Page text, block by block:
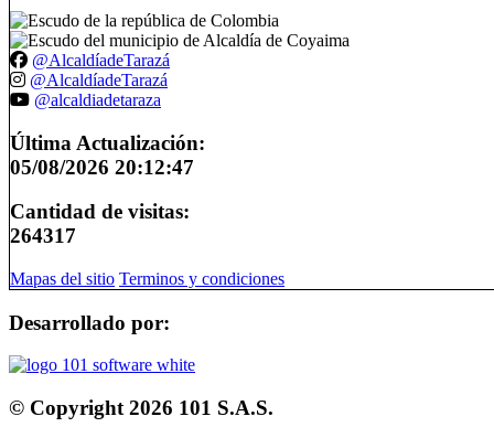
@AlcaldíadeTarazá
@AlcaldíadeTarazá
@alcaldiadetaraza
Última Actualización:
05/08/2026 20:12:47
Cantidad de visitas:
264317
Mapas del sitio Terminos y condiciones
Desarrollado por:
© Copyright 2026 101 S.A.S.